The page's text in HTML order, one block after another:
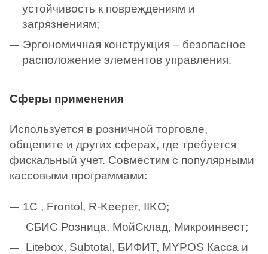
устойчивость к повреждениям и
загрязнениям;
Эргономичная конструкция – безопасное
расположение элементов управления.
Сферы применения
Используется в розничной торговле,
общепите и других сферах, где требуется
фискальный учет. Совместим с популярными
кассовыми программами:
1С , Frontol, R-Keeper, IIKO;
СБИС Розница, МойСклад, Микроинвест;
Litebox, Subtotal, БИФИТ, MYPOS Касса и